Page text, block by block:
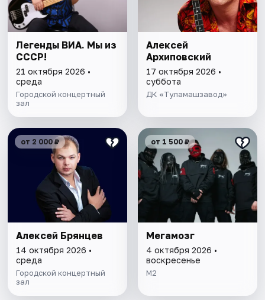
Легенды ВИА. Мы из
СССР!
21 октября 2026 •
среда
Городской концертный
зал
Алексей
Архиповский
17 октября 2026 •
суббота
ДК «Туламашзавод»
от 2 000 ₽
Алексей Брянцев
14 октября 2026 •
среда
Городской концертный
зал
от 1 500 ₽
Мегамозг
4 октября 2026 •
воскресенье
М2